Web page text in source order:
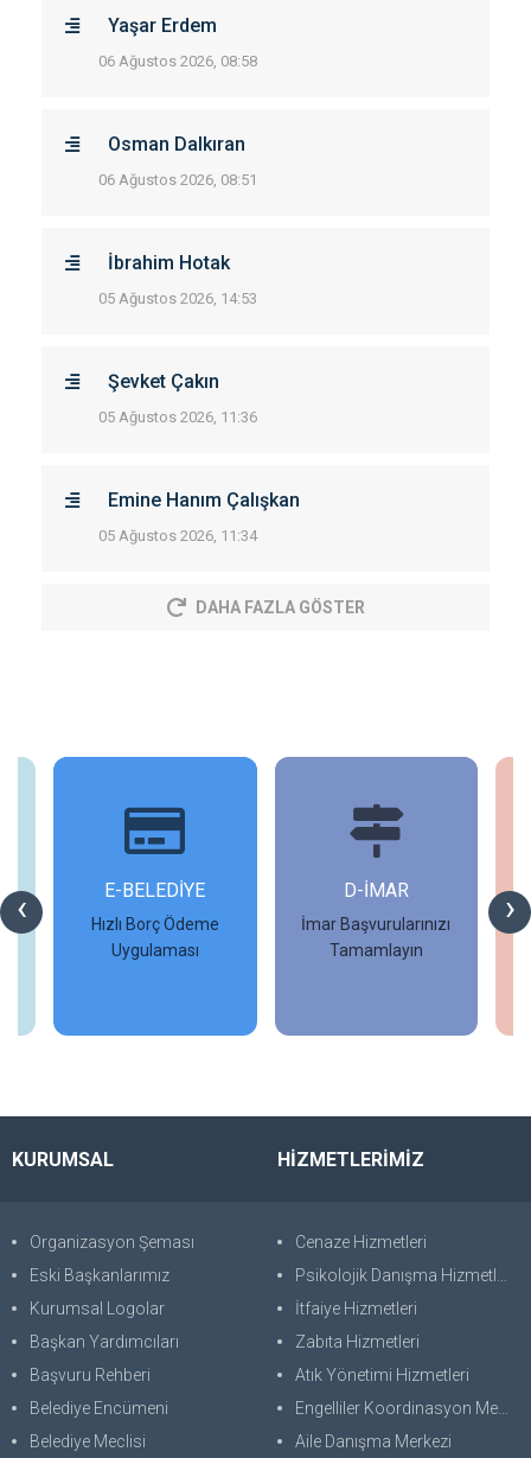
Yaşar Erdem
06 Ağustos 2026, 08:58
Osman Dalkıran
06 Ağustos 2026, 08:51
İbrahim Hotak
05 Ağustos 2026, 14:53
Şevket Çakın
05 Ağustos 2026, 11:36
Emine Hanım Çalışkan
05 Ağustos 2026, 11:34
DAHA FAZLA GÖSTER
‹ ›
E-BELEDİYE
Hızlı Borç Ödeme
Uygulaması
D-İMAR
İmar Başvurularınızı
Tamamlayın
KURUMSAL
Organizasyon Şeması
Eski Başkanlarımız
Kurumsal Logolar
Başkan Yardımcıları
Başvuru Rehberi
Belediye Encümeni
Belediye Meclisi
HİZMETLERİMİZ
Cenaze Hizmetleri
Psikolojik Danışma Hizmetleri
İtfaiye Hizmetleri
Zabıta Hizmetleri
Atık Yönetimi Hizmetleri
Engelliler Koordinasyon Merkezi
Aile Danışma Merkezi